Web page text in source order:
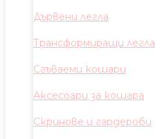
Дървени легла
Трансформиращи легла
Сгъваеми кошари
Аксесоари за кошара
Скринове и гардероби